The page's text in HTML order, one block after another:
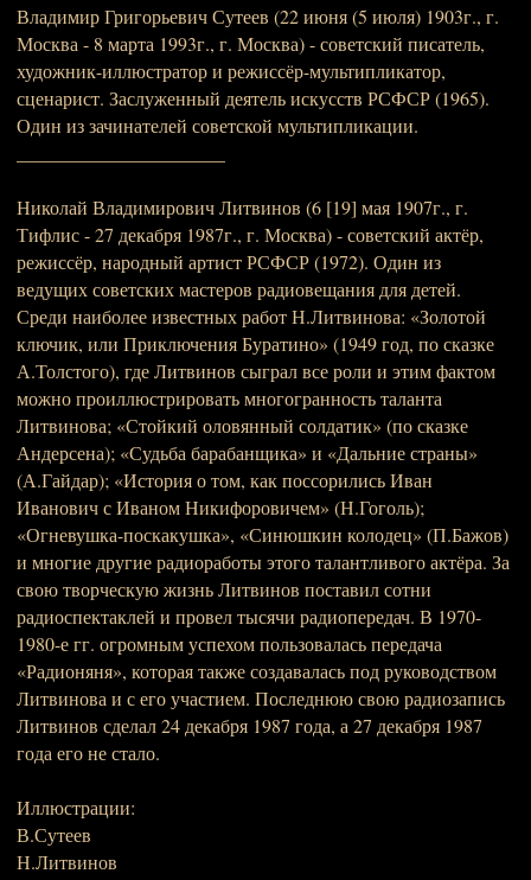
Владимир Григорьевич Сутеев (22 июня (5 июля) 1903г., г.
Москва - 8 марта 1993г., г. Москва) - советский писатель,
художник-иллюстратор и режиссёр-мультипликатор,
сценарист. Заслуженный деятель искусств РСФСР (1965).
Один из зачинателей советской мультипликации.
Николай Владимирович Литвинов (6 [19] мая 1907г., г.
Тифлис - 27 декабря 1987г., г. Москва) - советский актёр,
режиссёр, народный артист РСФСР (1972). Один из
ведущих советских мастеров радиовещания для детей.
Среди наиболее известных работ Н.Литвинова: «Золотой
ключик, или Приключения Буратино» (1949 год, по сказке
А.Толстого), где Литвинов сыграл все роли и этим фактом
можно проиллюстрировать многогранность таланта
Литвинова; «Стойкий оловянный солдатик» (по сказке
Андерсена); «Судьба барабанщика» и «Дальние страны»
(А.Гайдар); «История о том, как поссорились Иван
Иванович с Иваном Никифоровичем» (Н.Гоголь);
«Огневушка-поскакушка», «Синюшкин колодец» (П.Бажов)
и многие другие радиоработы этого талантливого актёра. За
свою творческую жизнь Литвинов поставил сотни
радиоспектаклей и провел тысячи радиопередач. В 1970-
1980-е гг. огромным успехом пользовалась передача
«Радионяня», которая также создавалась под руководством
Литвинова и с его участием. Последнюю свою радиозапись
Литвинов сделал 24 декабря 1987 года, а 27 декабря 1987
года его не стало.
Иллюстрации:
В.Сутеев
Н.Литвинов